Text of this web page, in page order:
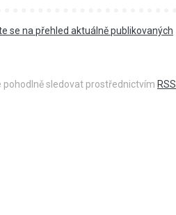
se na přehled aktuálně publikovaných
pohodlně sledovat prostřednictvím RSS